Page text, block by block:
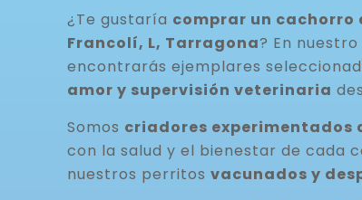
¿Te gustaría comprar un cachorro
Francolí, L, Tarragona? En
encontrarás ejemplares
amor y supervisión veterinaria
Somos criadores experimentados
con la salud y el bienestar de cada
nuestros perritos vacunados y